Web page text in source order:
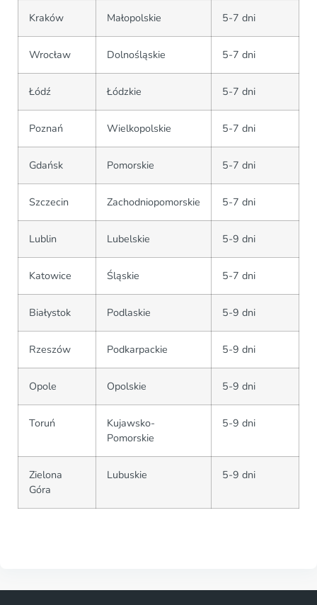
Kraków Małopolskie 5-7 dni
Wrocław Dolnośląskie 5-7 dni
Łódź Łódzkie 5-7 dni
Poznań Wielkopolskie 5-7 dni
Gdańsk Pomorskie 5-7 dni
Szczecin Zachodniopomorskie 5-7 dni
Lublin Lubelskie 5-9 dni
Katowice Śląskie 5-7 dni
Białystok Podlaskie 5-9 dni
Rzeszów Podkarpackie 5-9 dni
Opole Opolskie 5-9 dni
Toruń
Kujawsko-
Pomorskie
5-9 dni
Zielona
Góra
Lubuskie 5-9 dni